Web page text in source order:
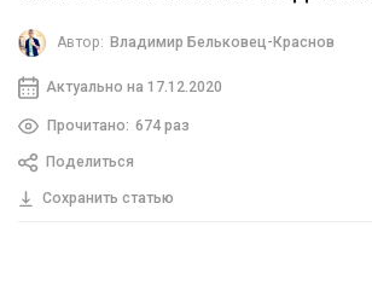
Автор: Владимир Бельковец-Краснов
Актуально на 17.12.2020
Прочитано: 674 раз
Поделиться
Сохранить статью